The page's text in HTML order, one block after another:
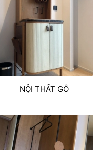
NỘI THẤT GỖ